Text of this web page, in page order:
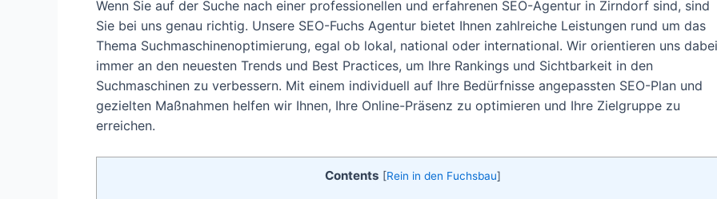
Wenn Sie auf der Suche nach einer professionellen und erfahrenen SEO-Agentur in Zirndorf sind, sind
Sie bei uns genau richtig. Unsere SEO-Fuchs Agentur bietet Ihnen zahlreiche Leistungen rund um das
Thema Suchmaschinenoptimierung, egal ob lokal, national oder international. Wir orientieren uns dabei
immer an den neuesten Trends und Best Practices, um Ihre Rankings und Sichtbarkeit in den
Suchmaschinen zu verbessern. Mit einem individuell auf Ihre Bedürfnisse angepassten SEO-Plan und
gezielten Maßnahmen helfen wir Ihnen, Ihre Online-Präsenz zu optimieren und Ihre Zielgruppe zu
erreichen.
Contents [Rein in den Fuchsbau]